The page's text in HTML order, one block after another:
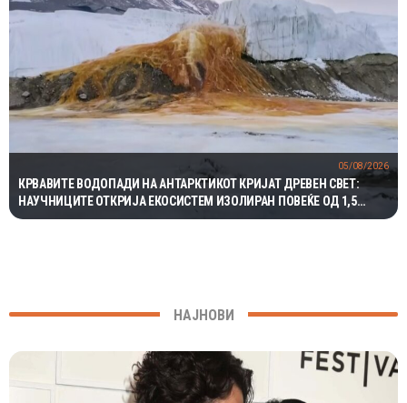
КРВАВИТЕ ВОДОПАДИ НА АНТАРКТИКОТ КРИЈАТ ДРЕВЕН СВЕТ:
НАУЧНИЦИТЕ ОТКРИЈА ЕКОСИСТЕМ ИЗОЛИРАН ПОВЕЌЕ ОД 1,5
МИЛИОНИ ГОДИНИ
05/08/2026
НАЈНОВИ